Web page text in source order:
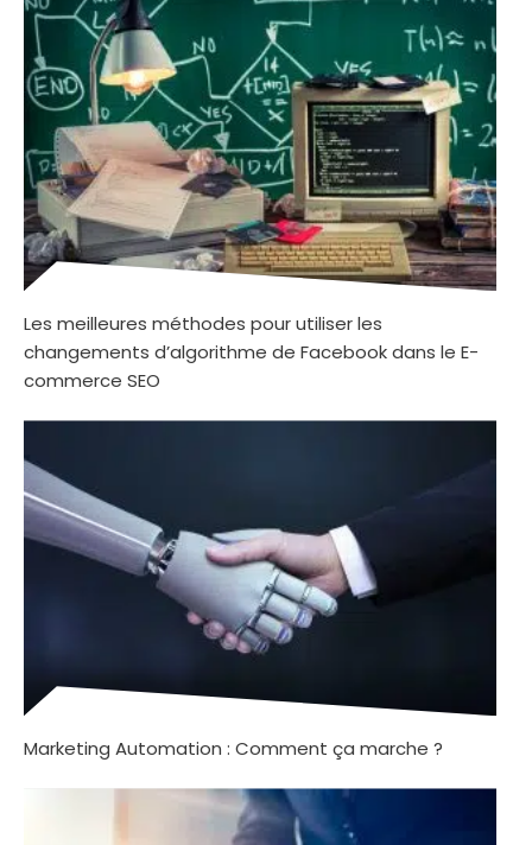
Les meilleures méthodes pour utiliser les
changements d’algorithme de Facebook dans le E-
commerce SEO
Marketing Automation : Comment ça marche ?